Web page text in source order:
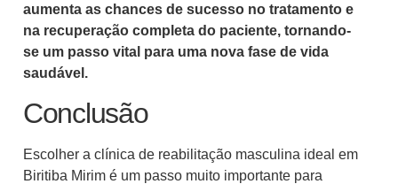
aumenta as chances de sucesso no tratamento e
na recuperação completa do paciente, tornando-
se um passo vital para uma nova fase de vida
saudável.
Conclusão
Escolher a clínica de reabilitação masculina ideal em
Biritiba Mirim é um passo muito importante para